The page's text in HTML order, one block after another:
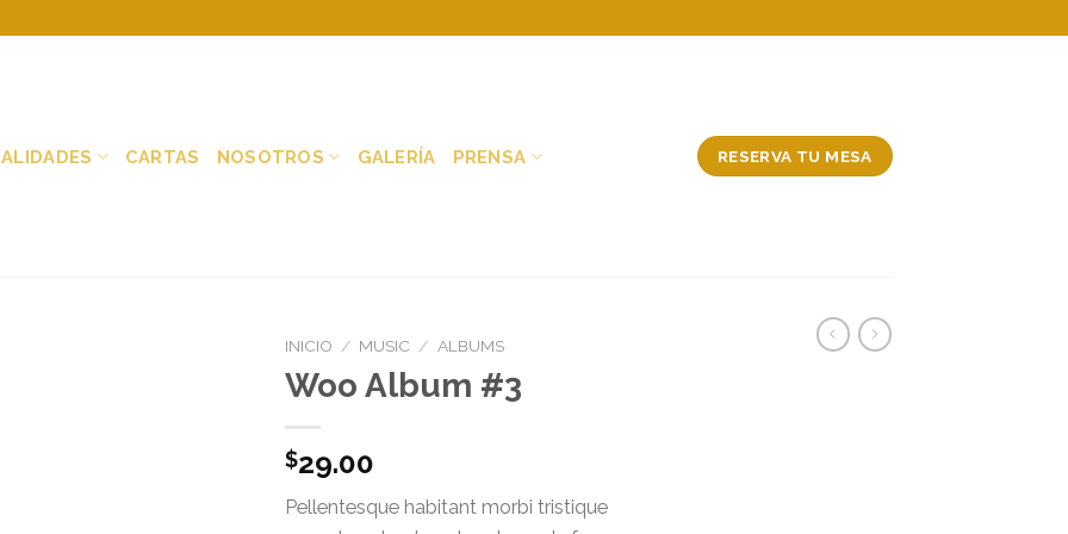
CARTAS NOSOTROS GALERÍA PRENSA RESERVA TU MESA
INICIO / MUSIC / ALBUMS
Woo Album #3
$29.00
Pellentesque habitant morbi tristique